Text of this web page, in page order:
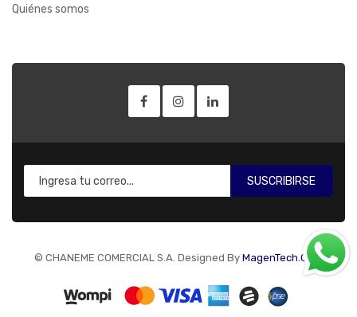
Quiénes somos
SUSCRIBIRSE
© CHANEME COMERCIAL S.A. Designed By MagenTech.Com